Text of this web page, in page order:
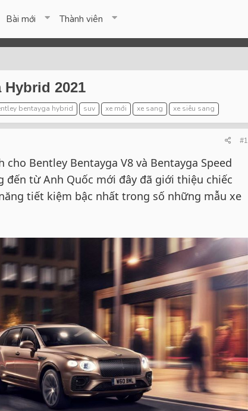
Bài mới Thành viên
2021
bentayga hybrid suv xe mới xe sang xe siêu sang
#1
Bentley Bentayga V8 và Bentayga Speed
đến từ Anh Quốc mới đây đã giới thiệu chiếc
tiết kiệm bậc nhất trong số những mẫu xe